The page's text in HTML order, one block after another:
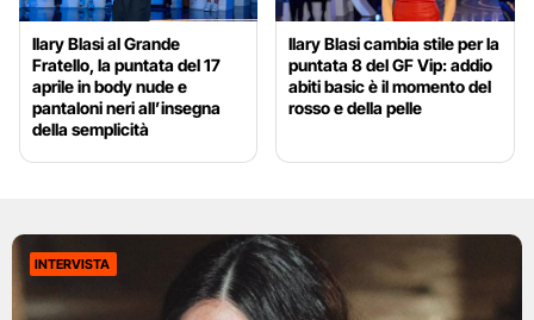
Ilary Blasi al Grande
Fratello, la puntata del 17
aprile in body nude e
pantaloni neri all’insegna
della semplicità
Ilary Blasi cambia stile per la
puntata 8 del GF Vip: addio
abiti basic è il momento del
rosso e della pelle
INTERVISTA